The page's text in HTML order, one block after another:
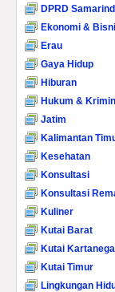
DPRD
Ekonomi &
Erau
Gaya Hidup
Hiburan
Hukum &
Jatim
Kalimantan
Kesehatan
Konsultasi
Konsultasi
Kuliner
Kutai Barat
Kutai
Kutai Timur
Lingkungan